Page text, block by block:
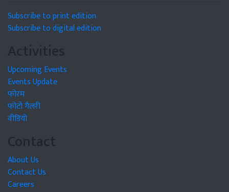
Subscribe to print edition
Subscribe to digital edition
Activities
Upcoming Events
Events Update
फोरम
फोटो गैलरी
वीडियो
Contact
About Us
Contact Us
Careers